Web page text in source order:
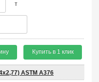
т
Купить в 1 клик
ASTM A376